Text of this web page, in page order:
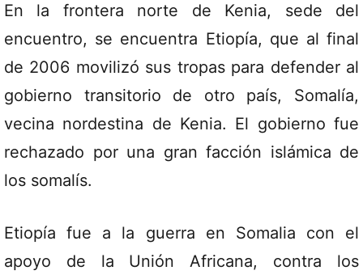
En la frontera norte de Kenia, sede del
encuentro, se encuentra Etiopía, que al final
de 2006 movilizó sus tropas para defender al
gobierno transitorio de otro país, Somalía,
vecina nordestina de Kenia. El gobierno fue
rechazado por una gran facción islámica de
los somalís.
Etiopía fue a la guerra en Somalia con el
apoyo de la Unión Africana, contra los